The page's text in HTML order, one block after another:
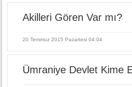
Akilleri Gören Var mı?
20 Temmuz 2015 Pazartesi 04:04
Ümraniye Devlet Kime